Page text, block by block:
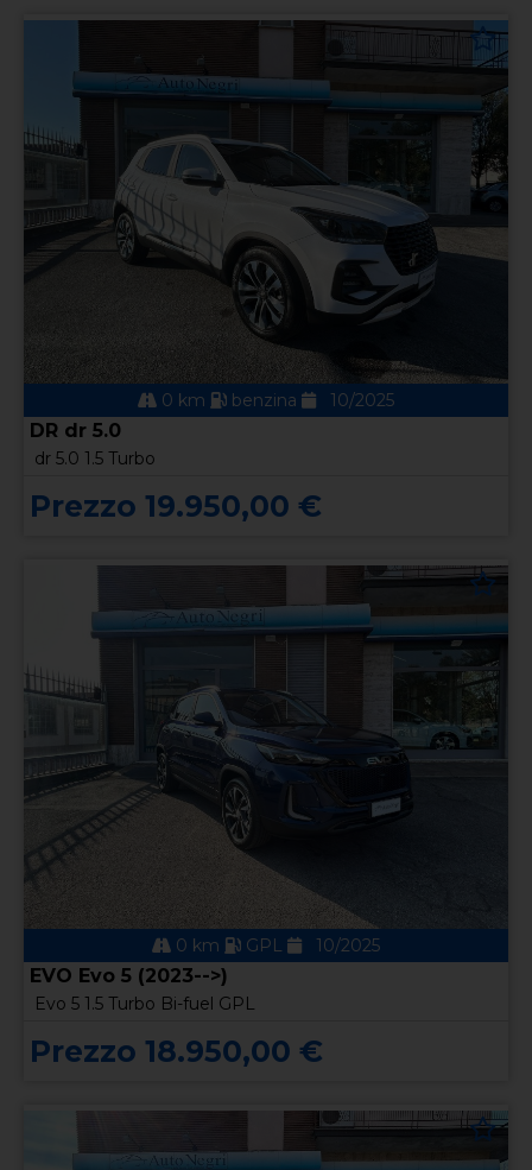
0 km benzina 10/2025
DR dr 5.0
dr 5.0 1.5 Turbo
Prezzo 19.950,00 €
0 km GPL 10/2025
EVO Evo 5 (2023-->)
Evo 5 1.5 Turbo Bi-fuel GPL
Prezzo 18.950,00 €